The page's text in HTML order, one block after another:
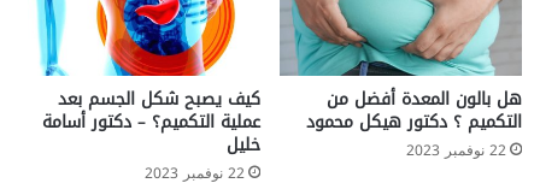
هل بالون المعدة أفضل من
التكميم ؟ دكتور هيكل محمود
22 نوفمبر 2023
كيف يصبح شكل الجسم بعد
عملية التكميم؟ – دكتور أسامة
خليل
22 نوفمبر 2023